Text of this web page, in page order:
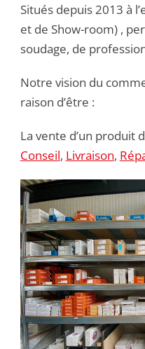
Situés depuis 2013 à
et de Show-room) ,
soudage, de
Notre vision du
raison d’être :
La vente d’un produit
Conseil, Livraison,